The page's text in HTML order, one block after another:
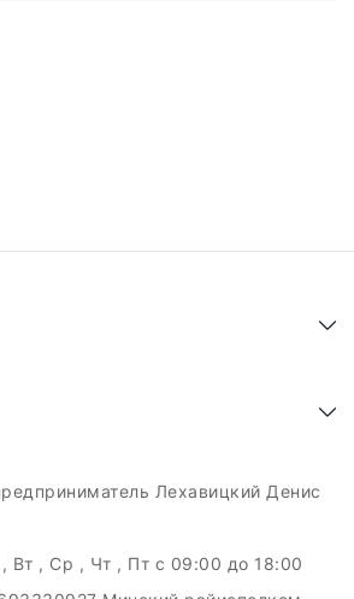
Лехавицкий Денис
Вт , Ср , Чт , Пт c 09:00 до 18:00